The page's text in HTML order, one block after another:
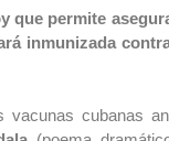
que permite
inmunizada
vacunas cubanas